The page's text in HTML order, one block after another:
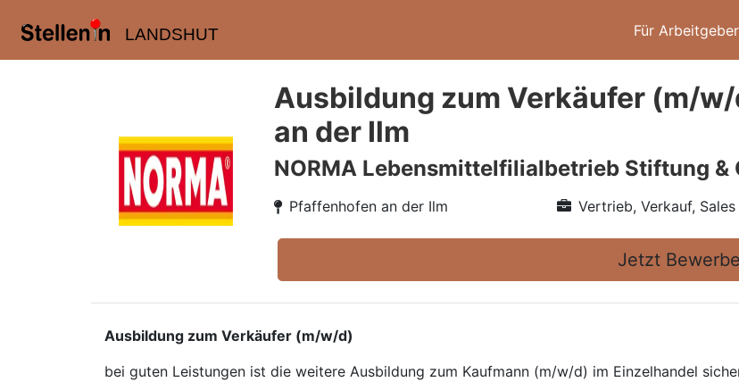
LANDSHUT Für
Ausbildung zum Verkäufer (m/
an der Ilm
NORMA Lebensmittelfilialbetrieb Stiftung &
Pfaffenhofen an der Ilm Vertrieb, Verkauf, Sales
Jetzt
Ausbildung zum Verkäufer (m/w/d)
bei guten Leistungen ist die weitere Ausbildung zum Kaufmann (m/w/d) im Einzelhandel